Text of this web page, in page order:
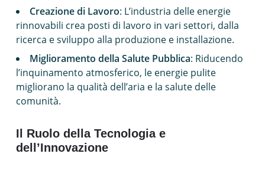
Creazione di Lavoro: L’industria delle energie
rinnovabili crea posti di lavoro in vari settori, dalla
ricerca e sviluppo alla produzione e installazione.
Miglioramento della Salute Pubblica: Riducendo
l’inquinamento atmosferico, le energie pulite
migliorano la qualità dell’aria e la salute delle
comunità.
Il Ruolo della Tecnologia e
dell’Innovazione